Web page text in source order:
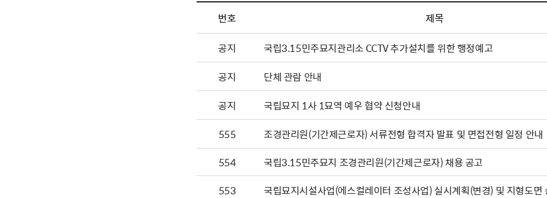
번호 제목
공지
국립3.15민주묘지관리소 CCTV 추가설치를 위한 행정예고
공지
단체 관람 안내
공지
국립묘지 1사 1묘역 예우 협약 신청안내
555
조경관리원(기간제근로자) 서류전형 합격자 발표 및 면접전형 일정 안내
554
국립3.15민주묘지 조경관리원(기간제근로자) 채용 공고
553
국립묘지시설사업(에스컬레이터 조성사업) 실시계획(변경) 및 지형도면